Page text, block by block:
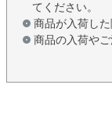
てください。
商品が入荷し
商品の入荷や